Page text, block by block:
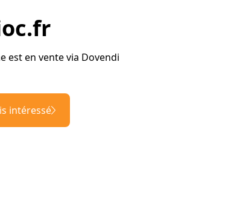
est en vente via Dovendi
intéressé